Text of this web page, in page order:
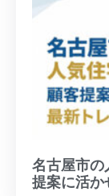
名古屋市の
提案に活か